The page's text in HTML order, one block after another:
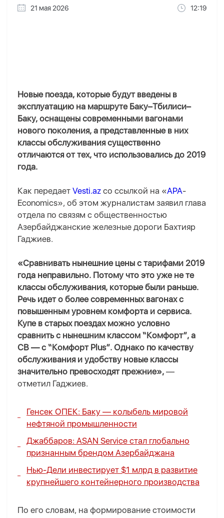
21 мая 2026 12:19
Новые поезда, которые будут введены в
эксплуатацию на маршруте Баку–Тбилиси–
Баку, оснащены современными вагонами
нового поколения, а представленные в них
классы обслуживания существенно
отличаются от тех, что использовались до 2019
года.
Как передает Vesti.az со ссылкой на «APA-
Economics», об этом журналистам заявил глава
отдела по связям с общественностью
Азербайджанские железные дороги Бахтияр
Гаджиев.
«Сравнивать нынешние цены с тарифами 2019
года неправильно. Потому что это уже не те
классы обслуживания, которые были раньше.
Речь идет о более современных вагонах с
повышенным уровнем комфорта и сервиса.
Купе в старых поездах можно условно
сравнить с нынешним классом “Комфорт”, а
СВ — с “Комфорт Plus”. Однако по качеству
обслуживания и удобству новые классы
значительно превосходят прежние», —
отметил Гаджиев.
Генсек ОПЕК: Баку — колыбель мировой
нефтяной промышленности
Джаббаров: ASAN Service стал глобально
признанным брендом Азербайджана
Нью-Дели инвестирует $1 млрд в развитие
крупнейшего контейнерного производства
По его словам, на формирование стоимости